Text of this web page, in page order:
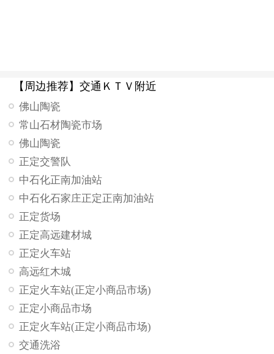
【周边推荐】交通ＫＴＶ附近
佛山陶瓷
常山石材陶瓷市场
佛山陶瓷
正定交警队
中石化正南加油站
中石化石家庄正定正南加油站
正定货场
正定高远建材城
正定火车站
高远红木城
正定火车站(正定小商品市场)
正定小商品市场
正定火车站(正定小商品市场)
交通洗浴